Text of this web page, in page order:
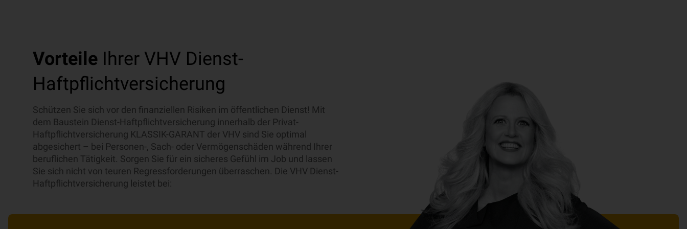
Vorteile Ihrer VHV Dienst-
Haftpflichtversicherung
Schützen Sie sich vor den finanziellen Risiken im öffentlichen Dienst! Mit
dem Baustein Dienst-Haftpflichtversicherung innerhalb der Privat-
Haftpflichtversicherung KLASSIK-GARANT der VHV sind Sie optimal
abgesichert – bei Personen-, Sach- oder Vermögenschäden während Ihrer
beruflichen Tätigkeit. Sorgen Sie für ein sicheres Gefühl im Job und lassen
Sie sich nicht von teuren Regressforderungen überraschen. Die VHV Dienst-
Haftpflichtversicherung leistet bei: